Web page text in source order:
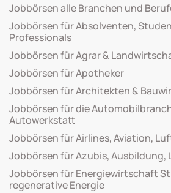
Jobbörsen alle Branchen und
Jobbörsen für Absolventen,
Professionals
Jobbörsen für Agrar &
Jobbörsen für Apotheker
Jobbörsen für Architekten &
Jobbörsen für die
Autowerkstatt
Jobbörsen für Airlines, Aviation,
Jobbörsen für Azubis, Ausbildung,
Jobbörsen für Energiewirtschaft
regenerative Energie